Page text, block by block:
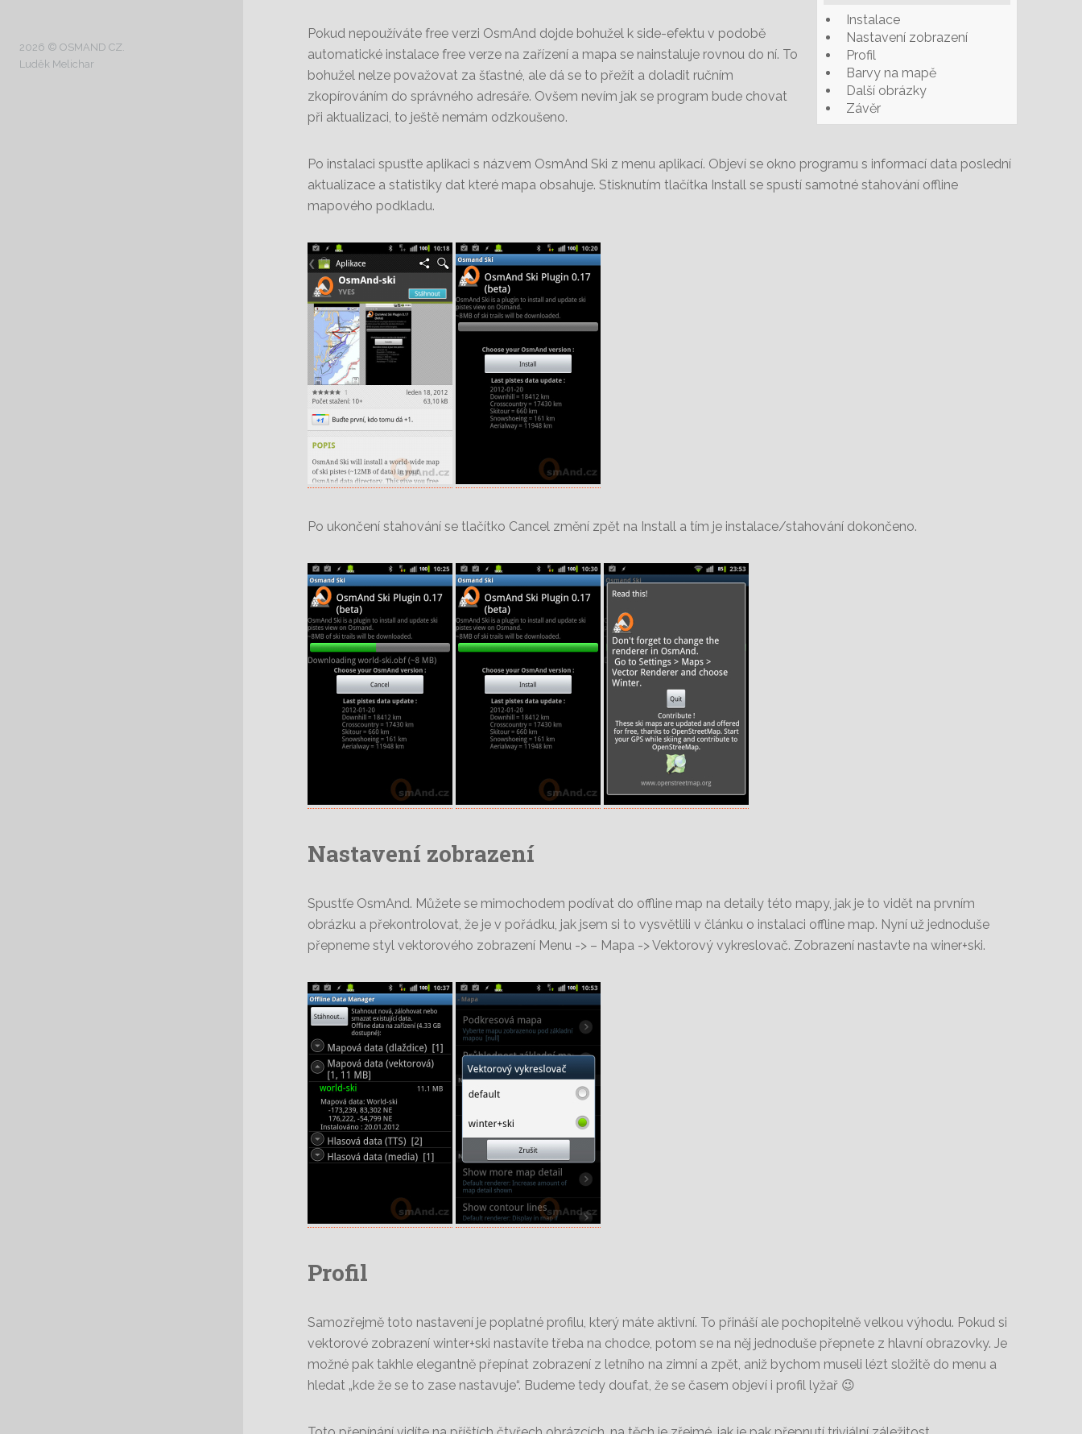
Instalace
Nastavení zobrazení
Profil
Barvy na mapě
Další obrázky
Závěr
Pokud nepoužíváte free verzi OsmAnd dojde bohužel k side-efektu v podobě
automatické instalace free verze na zařízení a mapa se nainstaluje rovnou do ní. To
bohužel nelze považovat za šťastné, ale dá se to přežít a doladit ručním
zkopírováním do správného adresáře. Ovšem nevím jak se program bude chovat
při aktualizaci, to ještě nemám odzkoušeno.
Po instalaci spusťte aplikaci s názvem OsmAnd Ski z menu aplikací. Objeví se okno programu s informací data poslední
aktualizace a statistiky dat které mapa obsahuje. Stisknutím tlačítka Install se spustí samotné stahování offline
mapového podkladu.
Po ukončení stahování se tlačítko Cancel změní zpět na Install a tím je instalace/stahování dokončeno.
Nastavení zobrazení
Spustťe OsmAnd. Můžete se mimochodem podívat do offline map na detaily této mapy, jak je to vidět na prvním
obrázku a překontrolovat, že je v pořádku, jak jsem si to vysvětlili v článku o instalaci offline map. Nyní už jednoduše
přepneme styl vektorového zobrazení Menu -> – Mapa -> Vektorový vykreslovač. Zobrazení nastavte na winer+ski.
Profil
Samozřejmě toto nastavení je poplatné profilu, který máte aktivní. To přináší ale pochopitelně velkou výhodu. Pokud si
vektorové zobrazení winter+ski nastavíte třeba na chodce, potom se na něj jednoduše přepnete z hlavní obrazovky. Je
možné pak takhle elegantně přepínat zobrazení z letního na zimní a zpět, aniž bychom museli lézt složitě do menu a
hledat „kde že se to zase nastavuje“. Budeme tedy doufat, že se časem objeví i profil lyžař 😉
2026 © OSMAND CZ.
Luděk Melichar